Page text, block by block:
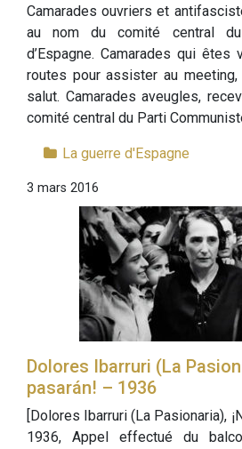
Camarades ouvriers et
au nom du comité central du
d’Espagne. Camarades qui
routes pour assister au
salut. Camarades aveugles,
comité central du Parti
La guerre d'Espagne
3 mars 2016
Dolores Ibarruri (La
pasarán! – 1936
[Dolores Ibarruri (La Pasionaria),
1936, Appel effectué du